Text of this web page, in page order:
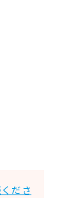
ださ